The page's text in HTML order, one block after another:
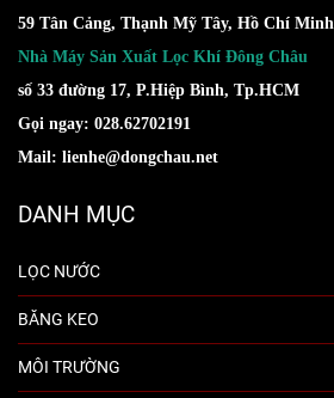
59 Tân Cảng, Thạnh Mỹ Tây, Hồ Chí Minh
Nhà Máy Sản Xuất Lọc Khí Đông Châu
số 33 đường 17, P.Hiệp Bình, Tp.HCM
Gọi ngay: 028.62702191
Mail: lienhe@dongchau.net
DANH MỤC
LỌC NƯỚC
BĂNG KEO
MÔI TRƯỜNG